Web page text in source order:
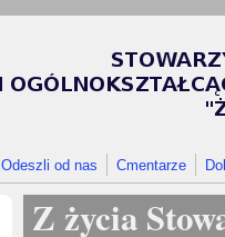
Odeszli od nas Cmentarze
Z życia